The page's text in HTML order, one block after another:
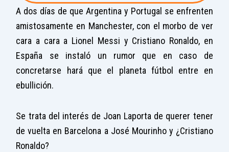
A dos días de que Argentina y Portugal se enfrenten
amistosamente en Manchester, con el morbo de ver
cara a cara a Lionel Messi y Cristiano Ronaldo, en
España se instaló un rumor que en caso de
concretarse hará que el planeta fútbol entre en
ebullición.
Se trata del interés de Joan Laporta de querer tener
de vuelta en Barcelona a José Mourinho y ¿Cristiano
Ronaldo?